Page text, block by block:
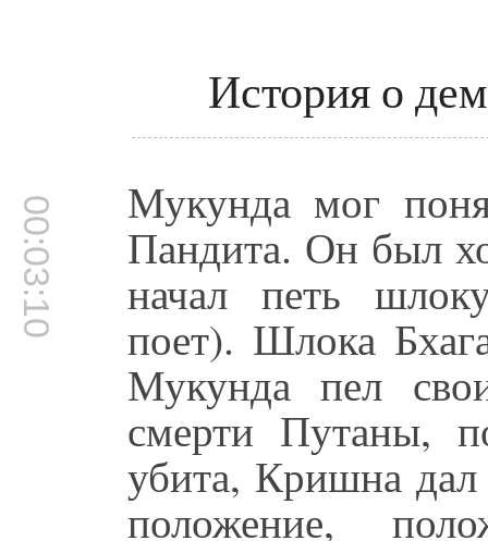
История о
00:03:10 Мукунда мог
Пандита. Он был
начал петь
поет). Шлока
Мукунда пел
смерти Путаны,
убита, Кришна
положение,